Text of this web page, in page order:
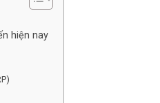
hiện nay